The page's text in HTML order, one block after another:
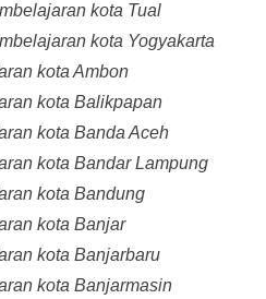
kota Tual
kota Yogyakarta
kota Ambon
kota Balikpapan
kota Banda Aceh
kota Bandar Lampung
kota Bandung
kota Banjar
kota Banjarbaru
kota Banjarmasin